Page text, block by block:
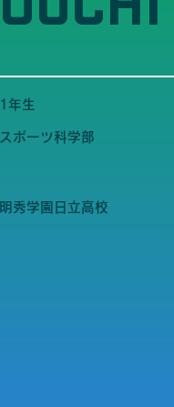
1年生
スポーツ科学部
明秀学園日立高校